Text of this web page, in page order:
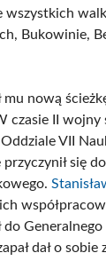
wszystkich
Bukowinie,
mu nową
czasie II
VII
przyczynił się
do
dał o